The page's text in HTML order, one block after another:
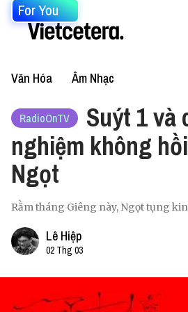
For You
Văn Hóa Âm Nhạc
RadioOnTV
Suýt 1 và
nghiệm không
Ngọt
Rằm tháng Giêng này, Ngọt tụng
Lê Hiệp
02 Thg 03